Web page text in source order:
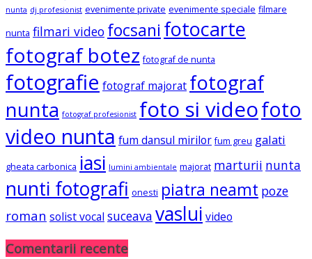
nunta dj profesionist evenimente private evenimente speciale filmare
nunta filmari video focsani fotocarte
fotograf botez fotograf de nunta
fotografie fotograf majorat fotograf
nunta fotograf profesionist foto si videofoto
video nunta fum dansul mirilor fum greu galati
gheata carbonica iasi lumini ambientale majorat marturii nunta
nunti fotografi onesti piatra neamt poze
roman solist vocal suceava vaslui video
Comentarii recente